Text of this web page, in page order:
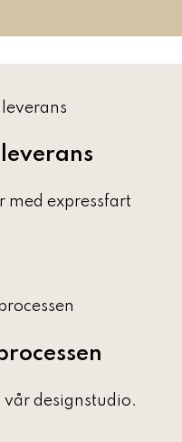
med expressfart
vår designstudio.